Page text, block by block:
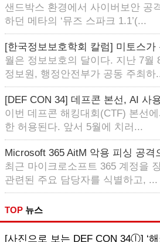
샌드박스 환경에서 사이버보안 공
하던 메타의 ‘뮤즈 스파크 1.1’(...
[한국정보보호학회 칼럼] 미토스가
월은 정보보호의 달이다. 지난 7월
정보원, 행정안전부가 공동 주최하
[DEF CON 34] 데프콘 본선, AI 사
이번 데프콘 해킹대회(CTF) 본선
한 허용된다. 앞서 5월에 치러...
Microsoft 365 AitM 악용 피싱 공격
최근 마이크로소프트 365 계정을
관련된 주요 담당자를 식별하고, ...
TOP 뉴스
[사진으로 보는 DEF CON 34ⓛ] ‘